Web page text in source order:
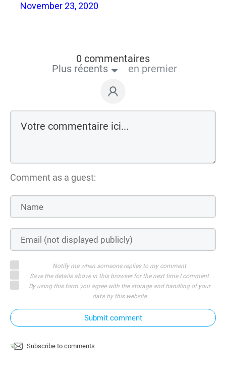
November 23, 2020
0 commentaires
Plus récents
en premier
Comment as a guest:
Notify me when someone replies to my comment
Save the details above in this browser for the next time I comment
By using this form you agree with the storage and handling of your
data by this website
Submit comment
Subscribe to comments